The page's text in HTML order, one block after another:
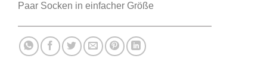
Paar Socken in einfacher Größe